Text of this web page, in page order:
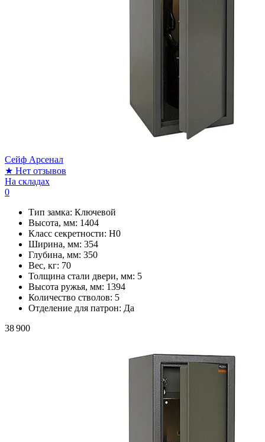
Сейф Арсенал
★ Нет отзывов
На складах
0
Тип замка: Ключевой
Высота, мм: 1404
Класс секретности: H0
Ширина, мм: 354
Глубина, мм: 350
Вес, кг: 70
Толщина стали двери, мм: 5
Высота ружья, мм: 1394
Количество стволов: 5
Отделение для патрон: Да
38 900